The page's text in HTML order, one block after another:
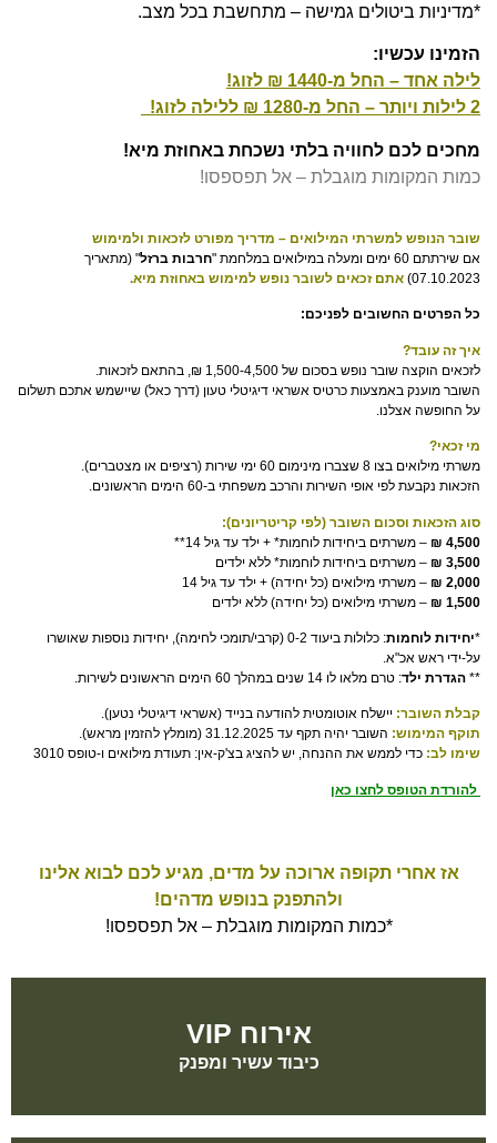
*מדיניות ביטולים גמישה – מתחשבת בכל מצב.
הזמינו עכשיו:
לילה אחד – החל מ-1440 ₪ לזוג!
2 לילות ויותר – החל מ-1280
₪ ללילה לזוג!
מחכים לכם לחוויה בלתי נשכחת באחוזת מיא!
כמות המקומות מוגבלת – אל תפספסו!
שובר הנופש למשרתי המילואים – מדריך מפורט לזכאות ולמימוש
אם שירתתם 60 ימים ומעלה במילואים במלחמת "
חרבות ברזל" (מתאריך
07.10.2023) אתם זכאים לשובר נופש למימוש באחוזת מיא.
כל הפרטים החשובים לפניכם:
איך זה עובד?
לזכאים הוקצה שובר נופש בסכום של 1,500-4,500 ₪, בהתאם לזכאות.
השובר מוענק באמצעות כרטיס אשראי דיגיטלי טעון (דרך כאל) שיישמש אתכם תשלום
על החופשה אצלנו.
מי זכאי?
משרתי מילואים בצו 8 שצברו מינימום 60 ימי שירות (רציפים או מצטברים).
הזכאות נקבעת לפי אופי השירות והרכב משפחתי ב-60 הימים הראשונים.
סוג הזכאות וסכום השובר (לפי קריטריונים):
4,500 ₪
– משרתים ביחידות לוחמות* + ילד עד גיל 14**
3,500
₪ – משרתים ביחידות לוחמות* ללא ילדים
2,000
₪ – משרתי מילואים (כל יחידה) + ילד עד גיל 14
1,500
₪ – משרתי מילואים (כל יחידה) ללא ילדים
*יחידות לוחמות
: כלולות ביעוד 0-2 (קרבי/תומכי לחימה), יחידות נוספות שאושרו
על-ידי ראש אכ"א.
** הגדרת ילד: טרם מלאו לו 14 שנים במהלך 60 הימים הראשונים לשירות.
קבלת השובר: יישלח אוטומטית להודעה בנייד (אשראי דיגיטלי נטען).
תוקף המימוש: השובר יהיה תקף עד 31.12.2025 (מומלץ להזמין מראש).
שימו לב: כדי לממש את ההנחה, יש להציג בצ'ק-אין: תעודת מילואים ו-טופס 3010
להורדת הטופס לחצו כאן
אז אחרי תקופה ארוכה על מדים, מגיע לכם לבוא אלינו
ולהתפנק בנופש מדהים!
*כמות המקומות מוגבלת – אל תפספסו!
אירוח VIP
כיבוד עשיר ומפנק